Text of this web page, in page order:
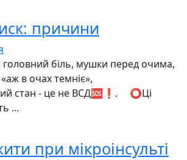
причини
головний біль, мушки перед очима,
в очах темніє»,
стан - це не ВСД🆘❗️. ⠀ ⭕️Ці
...
при мікроінсульті